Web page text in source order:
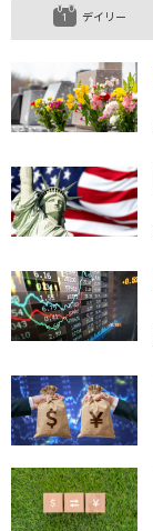
デイリー